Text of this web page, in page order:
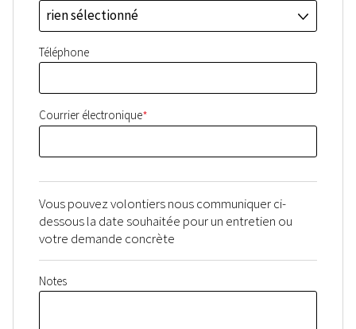
rien sélectionné
J
Téléphone
Courrier électronique*
Vous pouvez volontiers nous communiquer ci-
dessous la date souhaitée pour un entretien ou
votre demande concrète
Notes